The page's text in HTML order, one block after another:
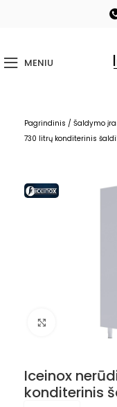
MENIU
Pagrindinis / Šaldymo
730 litrų konditerinis
Iceinox
konditerinis